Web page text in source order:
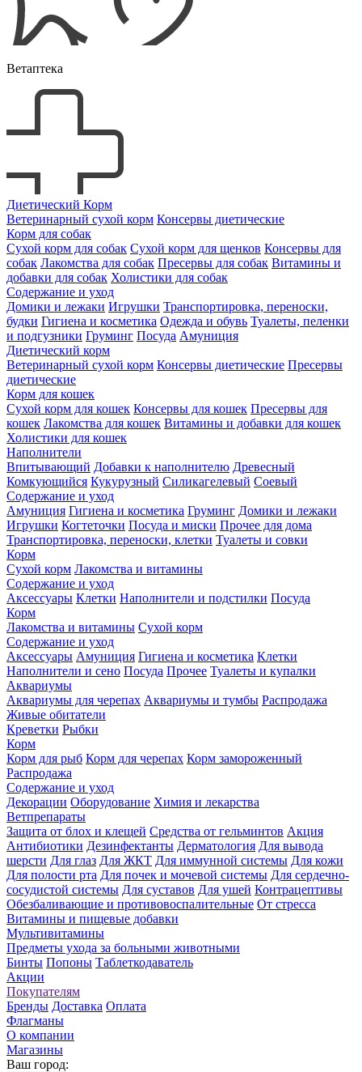
Ветаптека
Диетический Корм
Ветеринарный сухой корм Консервы диетические
Корм для собак
Сухой корм для собак Сухой корм для щенков Консервы для
собак Лакомства для собак Пресервы для собак Витамины и
добавки для собак Холистики для собак
Содержание и уход
Домики и лежаки Игрушки Транспортировка, переноски,
будки Гигиена и косметика Одежда и обувь Туалеты, пеленки
и подгузники Груминг Посуда Амуниция
Диетический корм
Ветеринарный сухой корм Консервы диетические Пресервы
диетические
Корм для кошек
Сухой корм для кошек Консервы для кошек Пресервы для
кошек Лакомства для кошек Витамины и добавки для кошек
Холистики для кошек
Наполнители
Впитывающий Добавки к наполнителю Древесный
Комкующийся Кукурузный Силикагелевый Соевый
Содержание и уход
Амуниция Гигиена и косметика Груминг Домики и лежаки
Игрушки Когтеточки Посуда и миски Прочее для дома
Транспортировка, переноски, клетки Туалеты и совки
Корм
Сухой корм Лакомства и витамины
Содержание и уход
Аксессуары Клетки Наполнители и подстилки Посуда
Корм
Лакомства и витамины Сухой корм
Содержание и уход
Аксессуары Амуниция Гигиена и косметика Клетки
Наполнители и сено Посуда Прочее Туалеты и купалки
Аквариумы
Аквариумы для черепах Аквариумы и тумбы Распродажа
Живые обитатели
Креветки Рыбки
Корм
Корм для рыб Корм для черепах Корм замороженный
Распродажа
Содержание и уход
Декорации Оборудование Химия и лекарства
Ветпрепараты
Защита от блох и клещей Средства от гельминтов Акция
Антибиотики Дезинфектанты Дерматология Для вывода
шерсти Для глаз Для ЖКТ Для иммунной системы Для кожи
Для полости рта Для почек и мочевой системы Для сердечно-
сосудистой системы Для суставов Для ушей Контрацептивы
Обезбаливающие и противовоспалительные От стресса
Витамины и пищевые добавки
Мультивитамины
Предметы ухода за больными животными
Бинты Попоны Таблеткодаватель
Акции
Покупателям
Бренды Доставка Оплата
Флагманы
О компании
Магазины
Ваш город: